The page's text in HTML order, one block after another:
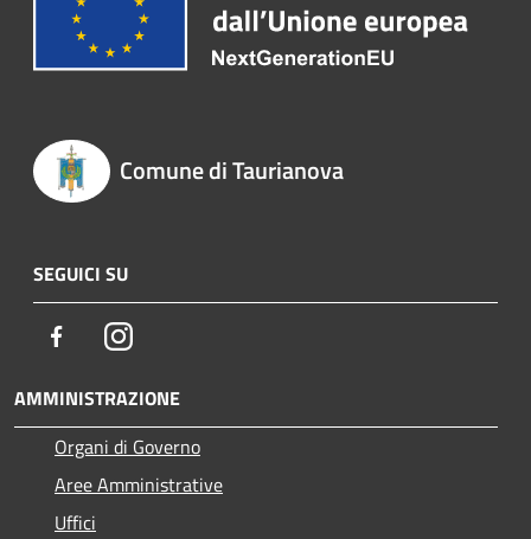
Comune di Taurianova
SEGUICI SU
FacebookInstagram
AMMINISTRAZIONE
Organi di Governo
Aree Amministrative
Uffici